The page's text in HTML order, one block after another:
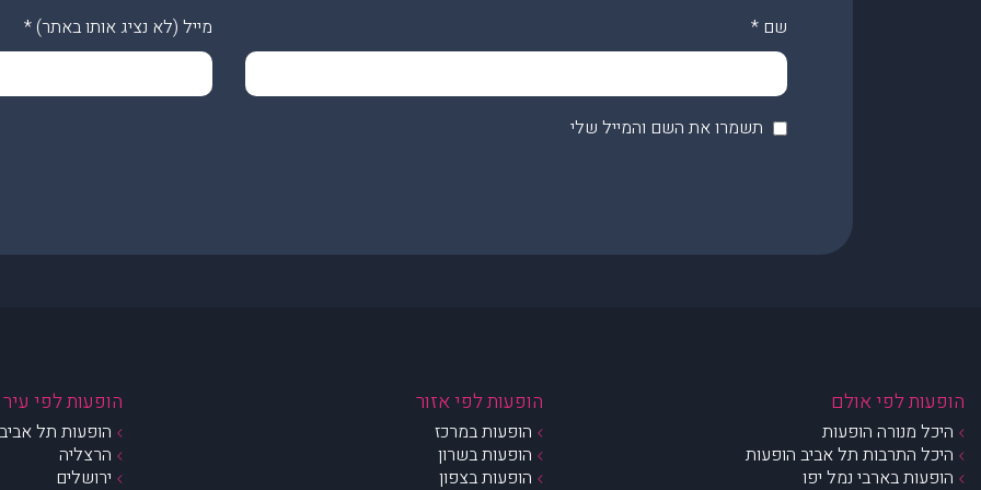
שם * מייל (לא נציג אותו באתר) *
תשמרו את השם והמייל שלי
הופעות לפי אולם
היכל מנורה הופעות
היכל התרבות תל אביב הופעות
הופעות בארבי נמל יפו
הופעות לפי אזור
הופעות במרכז
הופעות בשרון
הופעות בצפון
הופעות לפי עיר
הופעות תל
הרצליה
ירושלים